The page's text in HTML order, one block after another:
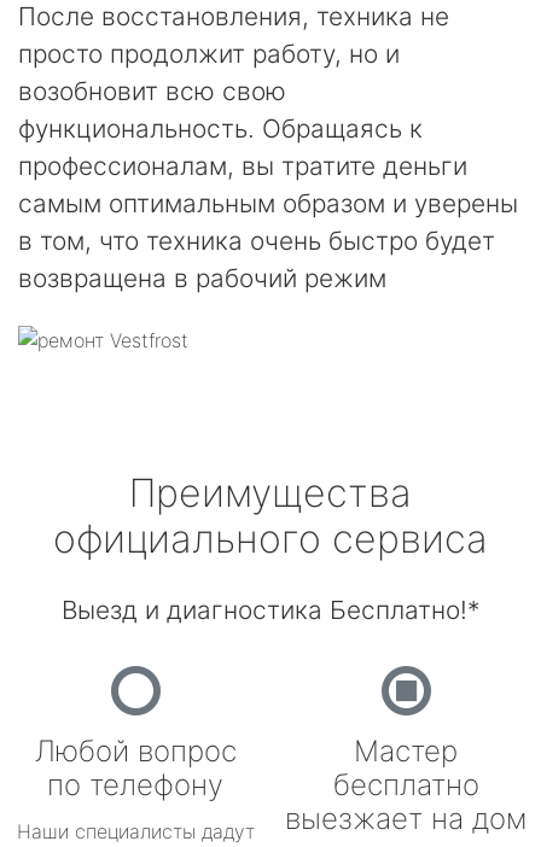
После восстановления, техника не
просто продолжит работу, но и
возобновит всю свою
функциональность. Обращаясь к
профессионалам, вы тратите деньги
самым оптимальным образом и уверены
в том, что техника очень быстро будет
возвращена в рабочий режим
Преимущества
официального сервиса
Выезд и диагностика Бесплатно!*
Любой вопрос
по телефону
Наши специалисты дадут
Мастер
бесплатно
выезжает на дом